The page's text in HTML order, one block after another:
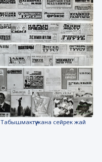
Табышмактүү жана сейрек жай